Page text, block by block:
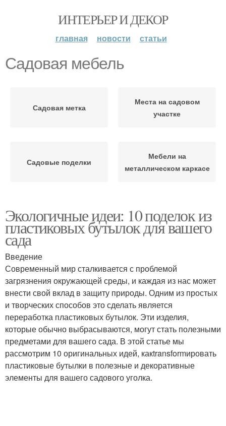
ИНТЕРЬЕР И ДЕКОР
главная новости статьи
Садовая мебель
Садовая метка
Места на садовом
участке
Садовые поделки
Мебели на
металлическом каркасе
Экологичные идеи: 10 поделок из
пластиковых бутылок для вашего
сада
Введение
Современный мир сталкивается с проблемой
загрязнения окружающей среды, и каждая из нас может
внести свой вклад в защиту природы. Одним из простых
и творческих способов это сделать является
переработка пластиковых бутылок. Эти изделия,
которые обычно выбрасываются, могут стать полезными
предметами для вашего сада. В этой статье мы
рассмотрим 10 оригинальных идей, какtransformировать
пластиковые бутылки в полезные и декоративные
элементы для вашего садового уголка.